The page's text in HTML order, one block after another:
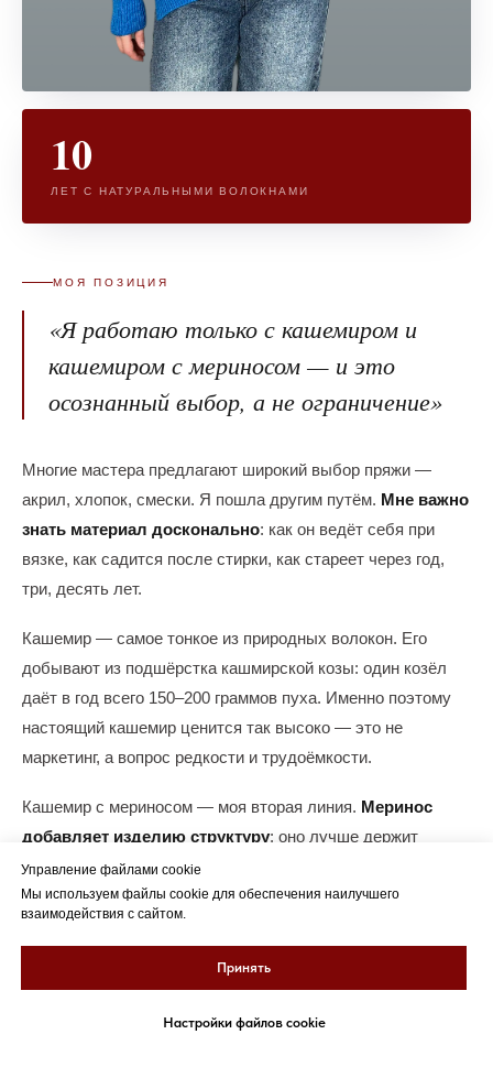
МОЯ ПОЗИЦИЯ
«Я работаю только с кашемиром и
кашемиром с мериносом — и это
осознанный выбор, а не ограничение»
Многие мастера предлагают широкий выбор пряжи —
акрил, хлопок, смески. Я пошла другим путём. Мне важно
знать материал досконально: как он ведёт себя при
вязке, как садится после стирки, как стареет через год,
три, десять лет.
Кашемир — самое тонкое из природных волокон. Его
добывают из подшёрстка кашмирской козы: один козёл
даёт в год всего 150–200 граммов пуха. Именно поэтому
настоящий кашемир ценится так высоко — это не
маркетинг, а вопрос редкости и трудоёмкости.
Кашемир с мериносом — моя вторая линия. Меринос
добавляет изделию структуру: оно лучше держит
форму, меньше пиллингует при активной носке. При этом
мягкость кашемира никуда не уходит — волокна
дополняют друг друга.
Я не вяжу из акрила, хлопка или смесок с синтетикой —
. Я знаю его на уровне рук.
10
ЛЕТ С НАТУРАЛЬНЫМИ ВОЛОКНАМИ
Управление файлами cookie
Мы используем файлы cookie для обеспечения наилучшего
взаимодействия с сайтом.
Принять
Настройки файлов cookie